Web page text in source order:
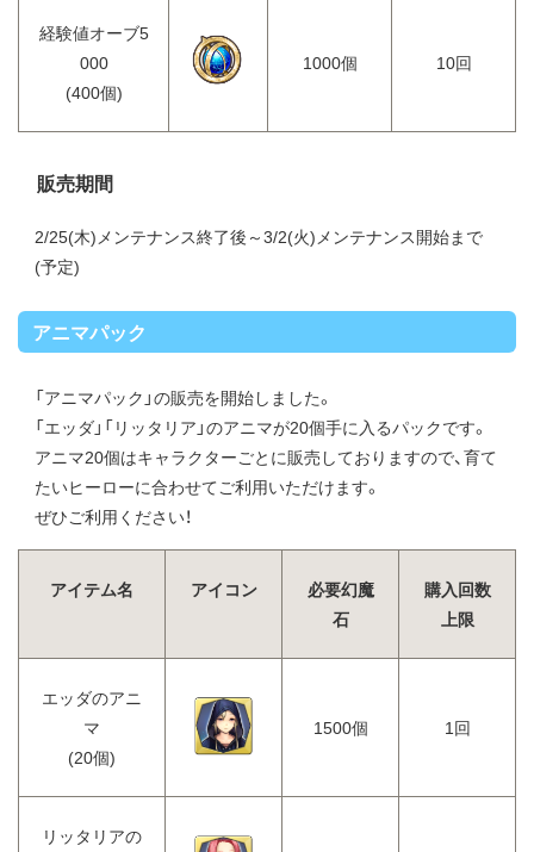
経験値オーブ5
000
(400個)
1000個 10回
販売期間
2/25(木)メンテナンス終了後～3/2(火)メンテナンス開始まで
(予定)
アニマパック
「アニマパック」の販売を開始しました。
「エッダ」「リッタリア」のアニマが20個手に入るパックです。
アニマ20個はキャラクターごとに販売しておりますので、育て
たいヒーローに合わせてご利用いただけます。
ぜひご利用ください！
アイテム名 アイコン
必要幻魔
石
購入回数
上限
エッダのアニ
マ
(20個)
1500個 1回
リッタリアの